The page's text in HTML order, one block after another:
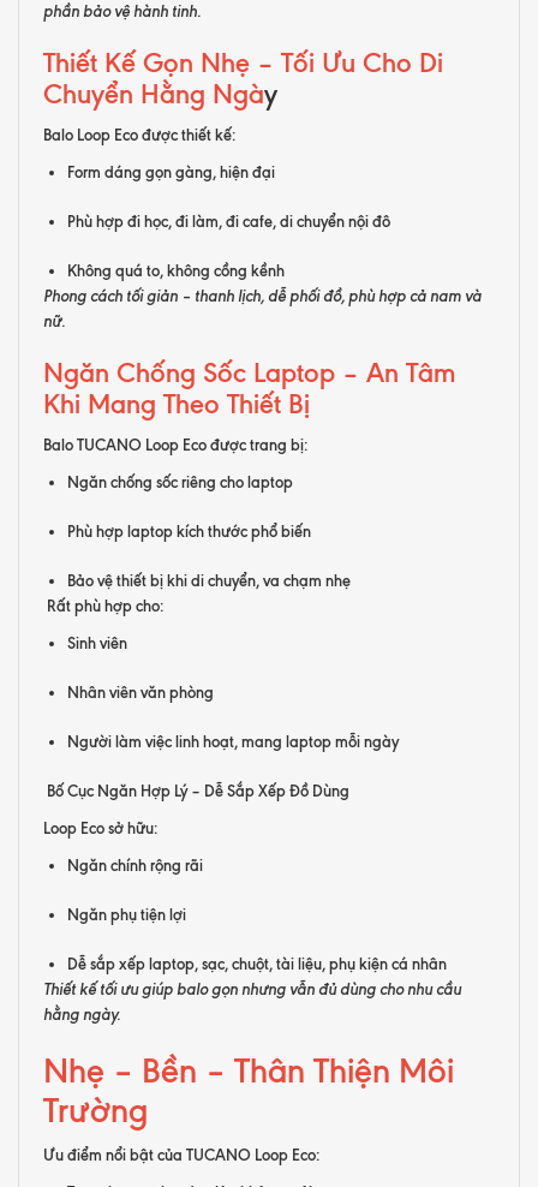
phần bảo vệ hành tinh.
Thiết Kế Gọn Nhẹ – Tối Ưu Cho Di
Chuyển Hằng Ngày
Balo Loop Eco được thiết kế:
Form dáng gọn gàng, hiện đại
Phù hợp đi học, đi làm, đi cafe, di chuyển nội đô
Không quá to, không cồng kềnh
Phong cách tối giản – thanh lịch, dễ phối đồ, phù hợp cả nam và
nữ.
Ngăn Chống Sốc Laptop – An Tâm
Khi Mang Theo Thiết Bị
Balo TUCANO Loop Eco được trang bị:
Ngăn chống sốc riêng cho laptop
Phù hợp laptop kích thước phổ biến
Bảo vệ thiết bị khi di chuyển, va chạm nhẹ
Rất phù hợp cho:
Sinh viên
Nhân viên văn phòng
Người làm việc linh hoạt, mang laptop mỗi ngày
Bố Cục Ngăn Hợp Lý – Dễ Sắp Xếp Đồ Dùng
Loop Eco sở hữu:
Ngăn chính rộng rãi
Ngăn phụ tiện lợi
Dễ sắp xếp laptop, sạc, chuột, tài liệu, phụ kiện cá nhân
Thiết kế tối ưu giúp balo gọn nhưng vẫn đủ dùng cho nhu cầu
hằng ngày.
Nhẹ – Bền – Thân Thiện Môi
Trường
Ưu điểm nổi bật của TUCANO Loop Eco: